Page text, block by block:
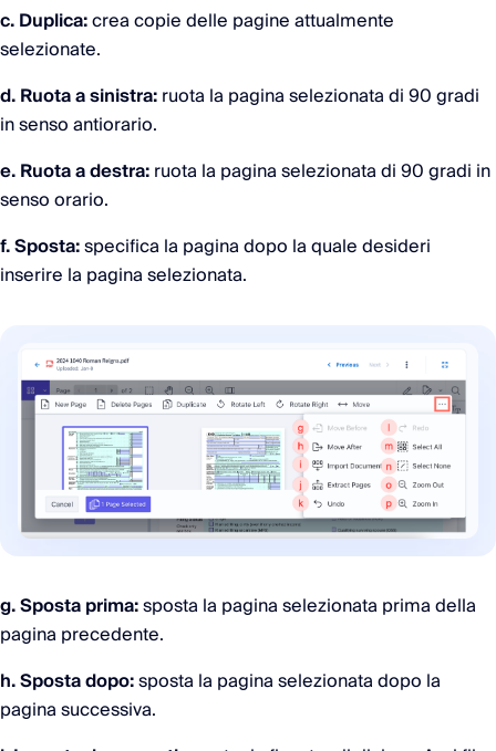
c. Duplica:crea copie delle pagine attualmente
selezionate.
d. Ruota a sinistra:ruota la pagina selezionata di 90 gradi
in senso antiorario.
e. Ruota a destra:ruota la pagina selezionata di 90 gradi in
senso orario.
f. Sposta:specifica la pagina dopo la quale desideri
inserire la pagina selezionata.
g. Sposta prima:sposta la pagina selezionata prima della
pagina precedente.
h. Sposta dopo:sposta la pagina selezionata dopo la
pagina successiva.